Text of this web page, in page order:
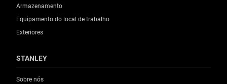
Armazenamento
Equipamento do local de trabalho
Exteriores
STANLEY
Sobre nós